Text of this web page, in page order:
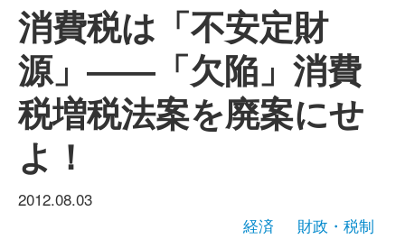
消費税は「不安定財
源」――「欠陥」消費
税増税法案を廃案にせ
よ！
2012.08.03
経済
財政・税制